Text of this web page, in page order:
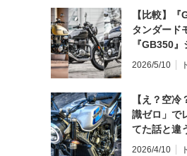
【比較】
タンダード
『GB350
2026/5/10
【え？空
識ゼロ」で
てた話と違
日にしてな
2026/4/10